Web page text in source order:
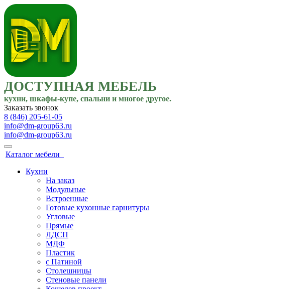
ДОСТУПНАЯ МЕБЕЛЬ
кухни, шкафы-купе, спальни и многое другое.
Заказать звонок
8 (846) 205-61-05
info@dm-group63.ru
info@dm-group63.ru
Каталог мебели
Кухни
На заказ
Модульные
Встроенные
Готовые кухонные гарнитуры
Угловые
Прямые
ЛДСП
МДФ
Пластик
с Патиной
Столешницы
Стеновые панели